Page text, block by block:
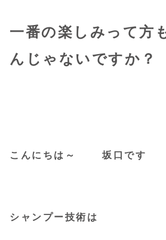
一番の楽しみって方
んじゃないですか？
こんにちは～ 坂口です
シャンプー技術は